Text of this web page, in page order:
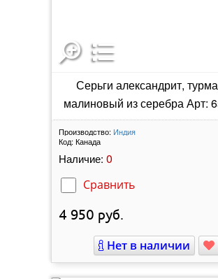
Серьги александрит,
малиновый из серебра Арт:
Производство: Индия
Код: Канада
Наличие: 0
Сравнить
4 950 руб.
Нет в наличии